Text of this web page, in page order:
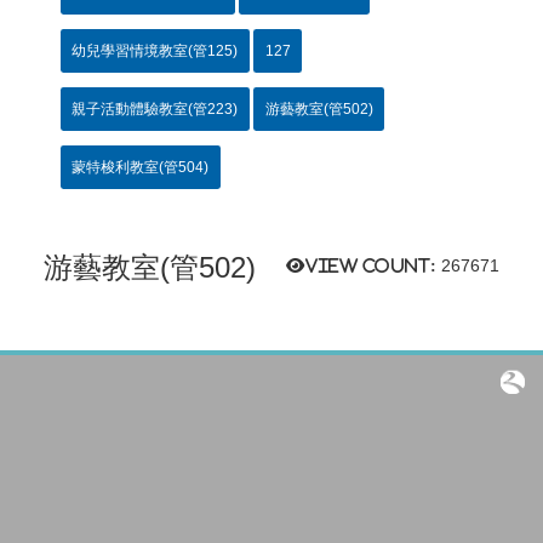
幼兒學習情境教室(管125) 127
親子活動體驗教室(管223) 游藝教室(管502)
蒙特梭利教室(管504)
View count: 267671
游藝教室(管502)